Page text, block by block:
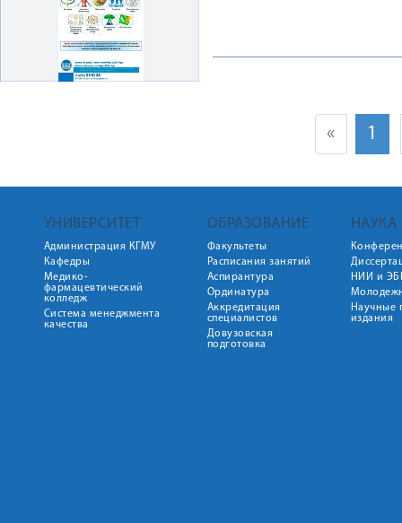
« 1
УНИВЕРСИТЕТ
Администрация КГМУ
Кафедры
Медико-
фармацевтический
колледж
Система менеджмента
качества
ОБРАЗОВАНИЕ
Факультеты
Расписания занятий
Аспирантура
Ординатура
Аккредитация
специалистов
Довузовская
подготовка
НАУКА
НИИ и
Научные
издания